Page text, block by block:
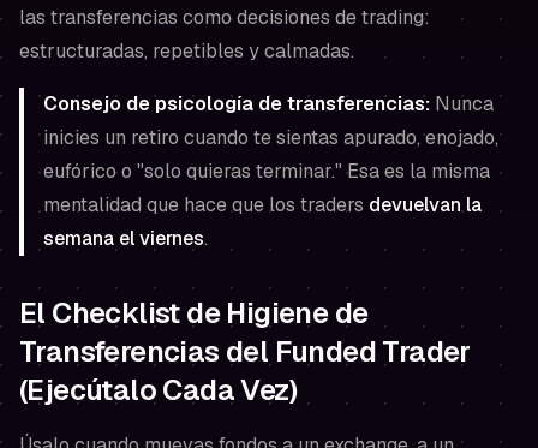
las transferencias como decisiones de trading:
estructuradas, repetibles y calmadas.
Consejo de psicología de transferencias: Nunca
inicies un retiro cuando te sientas apurado, enojado,
eufórico o "solo quieras terminar." Esa es la misma
mentalidad que hace que los traders devuelvan la
semana el viernes.
El Checklist de Higiene de
Transferencias del Funded Trader
(Ejecútalo Cada Vez)